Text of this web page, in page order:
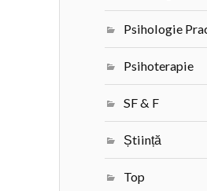
Psihologie
Psihoterapie
SF & F
Știință
Top